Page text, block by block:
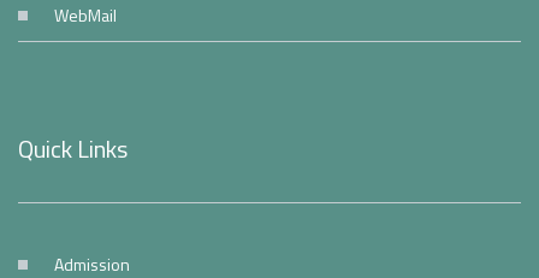
WebMail
Quick Links
Admission